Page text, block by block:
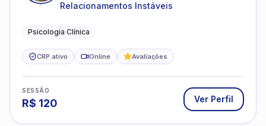
Relacionamentos Instáveis
Psicologia Clínica
CRP ativo Online Avaliações
SESSÃO
R$ 120 Ver Perfil